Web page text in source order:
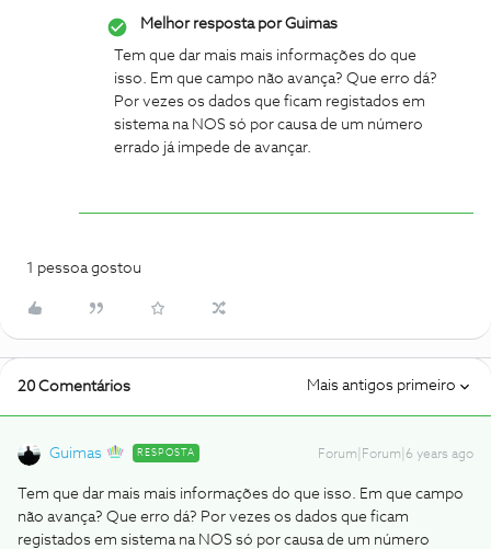
Melhor resposta porGuimas
Tem que dar mais mais informações do que
isso. Em que campo não avança? Que erro dá?
Por vezes os dados que ficam registados em
sistema na NOS só por causa de um número
errado já impede de avançar.
1 pessoa gostou
20 Comentários Mais antigos primeiro
Guimas RESPOSTA Forum|Forum|6 years ago
Tem que dar mais mais informações do que isso. Em que campo
não avança? Que erro dá? Por vezes os dados que ficam
registados em sistema na NOS só por causa de um número